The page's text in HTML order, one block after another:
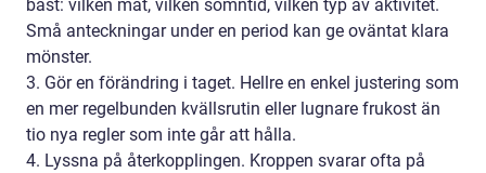
bäst: vilken mat, vilken sömntid, vilken typ av aktivitet.
Små anteckningar under en period kan ge oväntat klara
mönster.
3. Gör en förändring i taget. Hellre en enkel justering som
en mer regelbunden kvällsrutin eller lugnare frukost än
tio nya regler som inte går att hålla.
4. Lyssna på återkopplingen. Kroppen svarar ofta på